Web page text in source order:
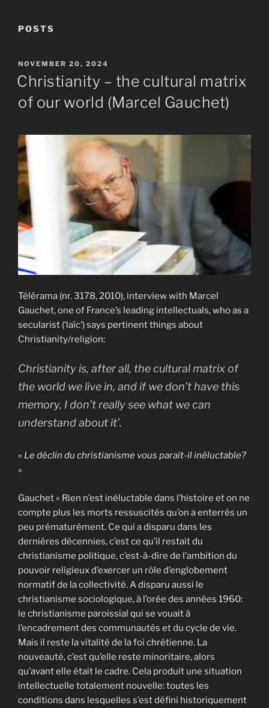
POSTS
POSTED
ON
NOVEMBER 20, 2024
Christianity – the cultural matrix
of our world (Marcel Gauchet)
Télérama (nr. 3178, 2010), interview with Marcel
Gauchet, one of France’s leading intellectuals, who as a
secularist (‘laïc’) says pertinent things about
Christianity/religion:
Christianity is, after all, the cultural matrix of
the world we live in, and if we don’t have this
memory, I don’t really see what we can
understand about it’.
« Le déclin du christianisme vous paraît-il inéluctable?
»
Gauchet « Rien n’est inéluctable dans l’histoire et on ne
compte plus les morts ressuscités qu’on a enterrés un
peu prématurément. Ce qui a disparu dans les
dernières décennies, c’est ce qu’il restait du
christianisme politique, c’est-à-dire de l’ambition du
pouvoir religieux d’exercer un rôle d’englobement
normatif de la collectivité. A disparu aussi le
christianisme sociologique, à l’orée des années 1960:
le christianisme paroissial qui se vouait à
l’encadrement des communautés et du cycle de vie.
Mais il reste la vitalité de la foi chrétienne. La
nouveauté, c’est qu’elle reste minoritaire, alors
qu’avant elle était le cadre. Cela produit une situation
intellectuelle totalement nouvelle: toutes les
conditions dans lesquelles s’est défini historiquement